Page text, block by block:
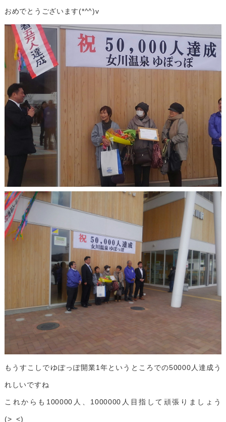
おめでとうございます(*^^)v
もうすこしでゆぽっぽ開業1年というところでの50000人達成う
れしいですね
これからも100000人、1000000人目指して頑張りましょう
(>_<)